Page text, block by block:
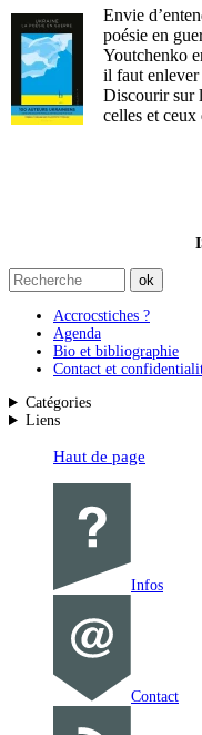
Envie
poésie en
Youtchenko
il faut enlever
Discourir sur
celles et
Accrocstiches ?
Agenda
Bio et bibliographie
Contact et
Catégories
Liens
Haut de page
Infos
Contact